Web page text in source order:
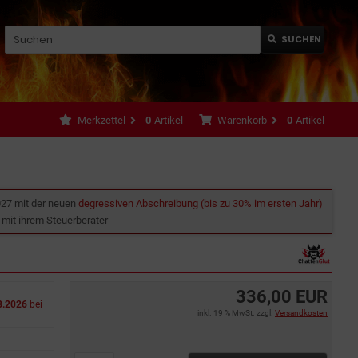
SUCHEN
Warenkorb 0 Artikel
Merkzettel 0 Artikel
mit der neuen degressiven Abschreibung (bis zu 30% im ersten Jahr)
ihrem Steuerberater
336,00 EUR
inkl. 19 % MwSt. zzgl. Versandkosten
bei